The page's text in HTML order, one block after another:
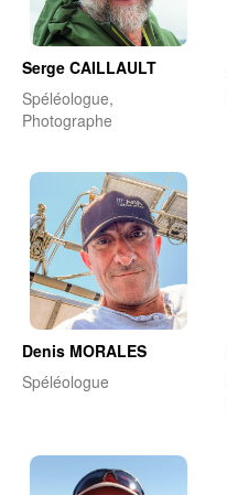
Serge CAILLAULT
Spéléologue,
Photographe
Denis MORALES
Spéléologue